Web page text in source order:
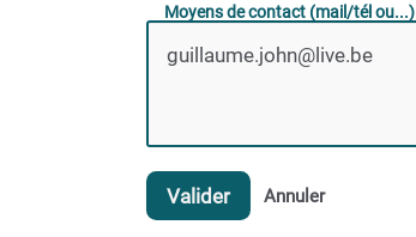
Moyens de contact (mail/tél ou...)
Valider Annuler